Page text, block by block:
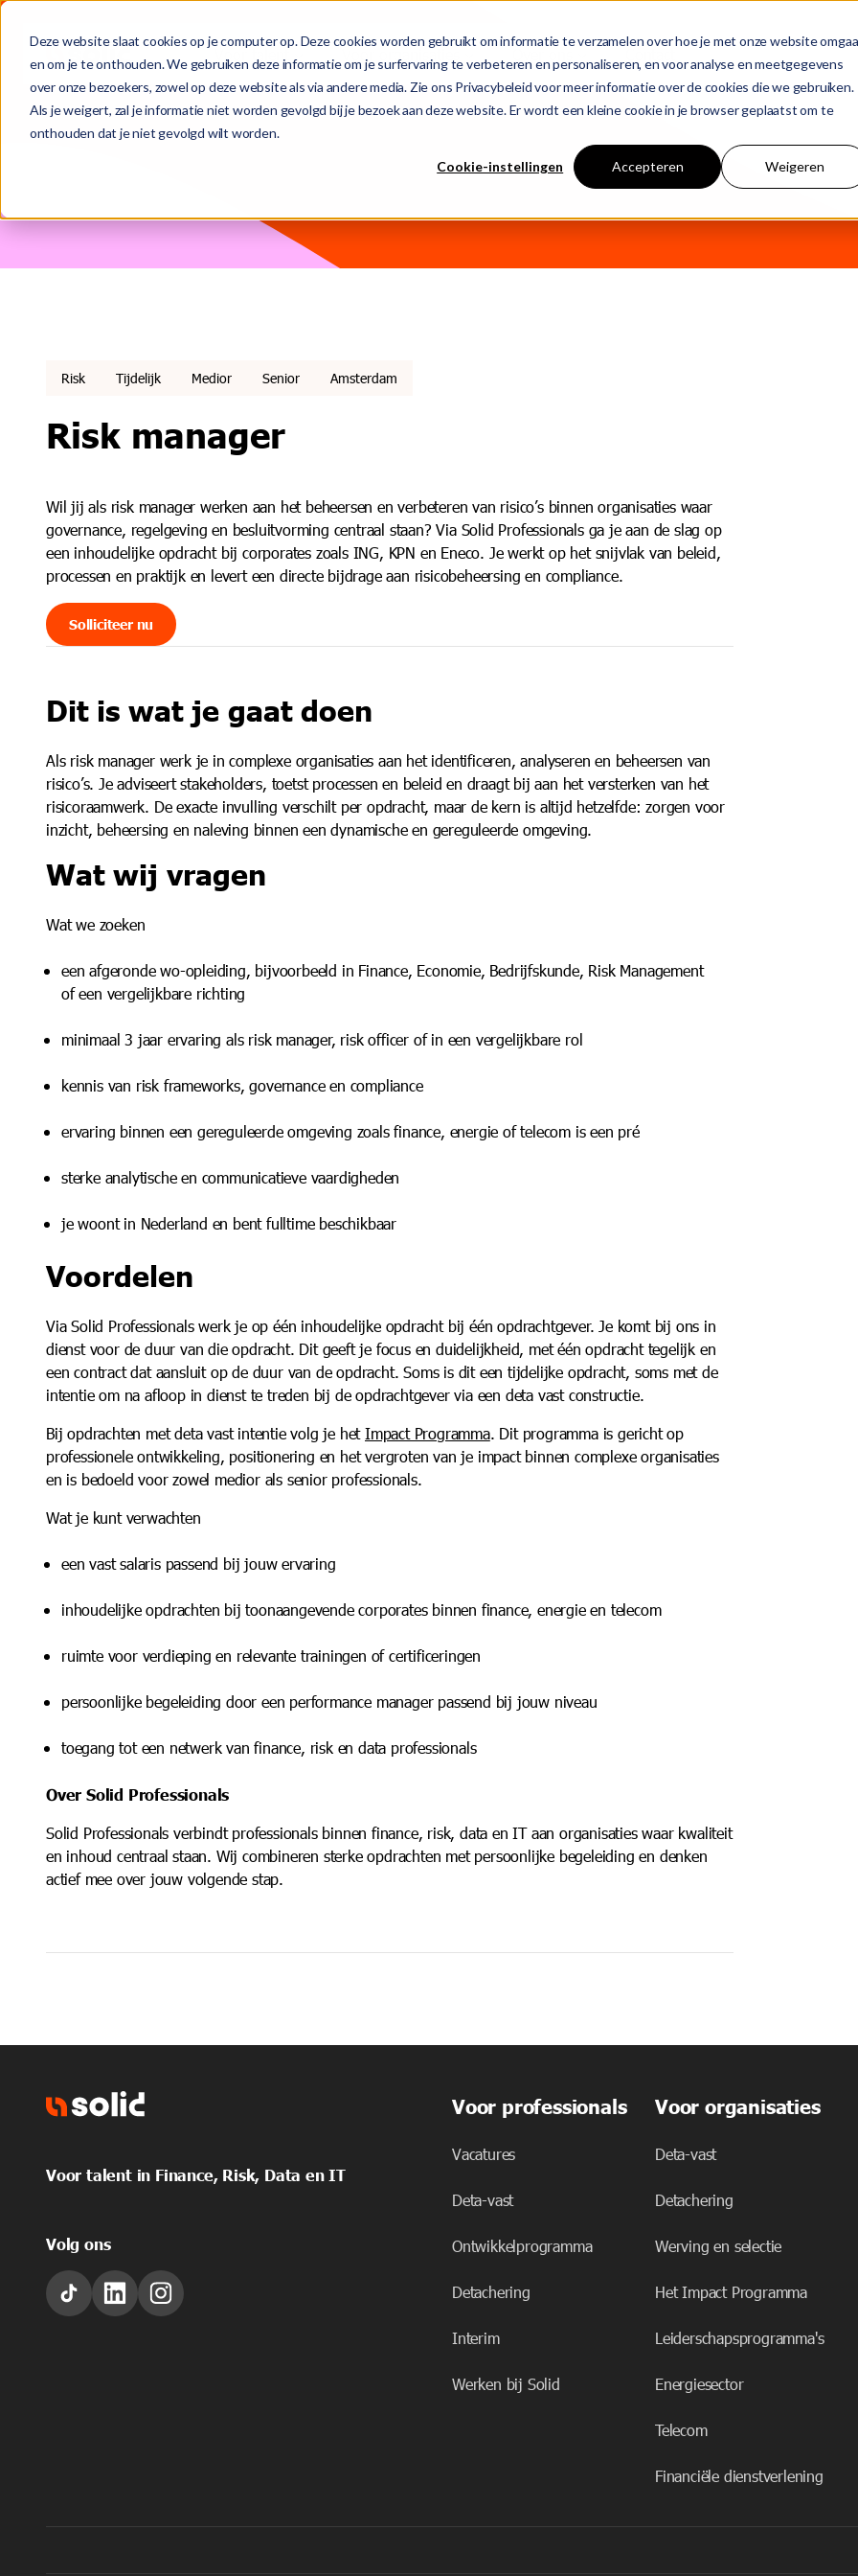
Deze website slaat cookies op je computer op. Deze cookies worden gebruikt om informatie te verzamelen over hoe je met onze website
en om je te onthouden. We gebruiken deze informatie om je surfervaring te verbeteren en personaliseren, en voor analyse en meetgegevens
over onze bezoekers, zowel op deze website als via andere media. Zie ons Privacybeleid voor meer informatie over de cookies die we gebruiken.
Als je weigert, zal je informatie niet worden gevolgd bij je bezoek aan deze website. Er wordt een kleine cookie in je browser geplaatst om te
onthouden dat je niet gevolgd wilt worden.
Cookie-instellingen Accepteren Weigeren
Voor talent Voor organisaties
Leiderschapstrajecten, trainingen en coaching
Blogs
Dit is een zoekveld waaraan een functie voor automatische suggesties is gekoppeld.
Risk Tijdelijk Medior Senior Amsterdam
Risk manager
Wil jij als risk manager werken aan het beheersen en verbeteren van risico’s binnen organisaties waar
governance, regelgeving en besluitvorming centraal staan? Via Solid Professionals ga je aan de slag op
een inhoudelijke opdracht bij corporates zoals ING, KPN en Eneco. Je werkt op het snijvlak van beleid,
processen en praktijk en levert een directe bijdrage aan risicobeheersing en compliance.
Solliciteer nu
Dit is wat je gaat doen
Als risk manager werk je in complexe organisaties aan het identificeren, analyseren en beheersen van
risico’s. Je adviseert stakeholders, toetst processen en beleid en draagt bij aan het versterken van het
risicoraamwerk. De exacte invulling verschilt per opdracht, maar de kern is altijd hetzelfde: zorgen voor
inzicht, beheersing en naleving binnen een dynamische en gereguleerde omgeving.
Wat wij vragen
Wat we zoeken
een afgeronde wo-opleiding, bijvoorbeeld in Finance, Economie, Bedrijfskunde, Risk Management
of een vergelijkbare richting
minimaal 3 jaar ervaring als risk manager, risk officer of in een vergelijkbare rol
kennis van risk frameworks, governance en compliance
ervaring binnen een gereguleerde omgeving zoals finance, energie of telecom is een pré
sterke analytische en communicatieve vaardigheden
je woont in Nederland en bent fulltime beschikbaar
Voordelen
Via Solid Professionals werk je op één inhoudelijke opdracht bij één opdrachtgever. Je komt bij ons in
dienst voor de duur van die opdracht. Dit geeft je focus en duidelijkheid, met één opdracht tegelijk en
een contract dat aansluit op de duur van de opdracht. Soms is dit een tijdelijke opdracht, soms met de
intentie om na afloop in dienst te treden bij de opdrachtgever via een deta vast constructie.
Bij opdrachten met deta vast intentie volg je hetImpact Programma. Dit programma is gericht op
professionele ontwikkeling, positionering en het vergroten van je impact binnen complexe organisaties
en is bedoeld voor zowel medior als senior professionals.
Wat je kunt verwachten
een vast salaris passend bij jouw ervaring
inhoudelijke opdrachten bij toonaangevende corporates binnen finance, energie en telecom
ruimte voor verdieping en relevante trainingen of certificeringen
persoonlijke begeleiding door een performance manager passend bij jouw niveau
toegang tot een netwerk van finance, risk en data professionals
Over Solid Professionals
Solid Professionals verbindt professionals binnen finance, risk, data en IT aan organisaties waar kwaliteit
en inhoud centraal staan. Wij combineren sterke opdrachten met persoonlijke begeleiding en denken
actief mee over jouw volgende stap.
Voor talent in Finance, Risk, Data en IT
Volg ons
Voor professionals
Vacatures
Deta-vast
Ontwikkelprogramma
Detachering
Interim
Werken bij Solid
Voor organisaties
Deta-vast
Detachering
Werving en selectie
Het Impact Programma
Leiderschapsprogramma's
Energiesector
Telecom
Financiële dienstverlening